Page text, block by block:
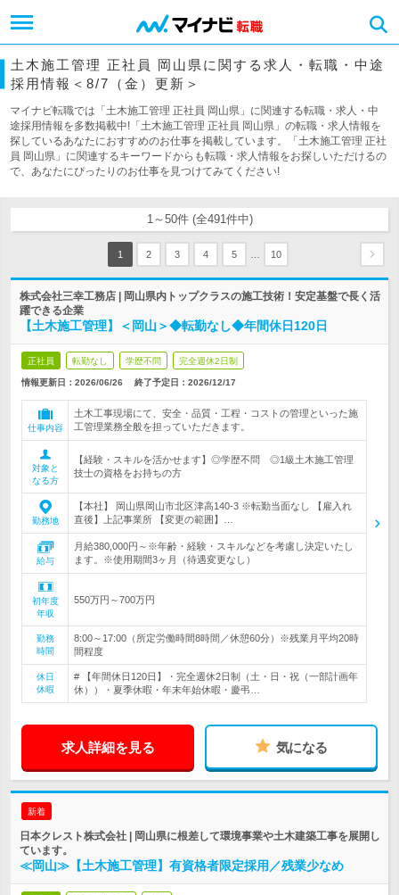
土木施工管理 正社員 岡山県に関する求人・転職・中途
採用情報＜8/7（金）更新＞
マイナビ転職では「土木施工管理 正社員 岡山県」に関連する転職・求人・中
途採用情報を多数掲載中!「土木施工管理 正社員 岡山県」の転職・求人情報を
探しているあなたにおすすめのお仕事を掲載しています。「土木施工管理 正社
員 岡山県」に関連するキーワードからも転職・求人情報をお探しいただけるの
で、あなたにぴったりのお仕事を見つけてみてください!
1～50件 (全491件中)
1 2 3 4 5 10
株式会社三幸工務店 | 岡山県内トップクラスの施工技術！安定基盤で長く活
躍できる企業
【土木施工管理】＜岡山＞◆転勤なし◆年間休日120日
正社員 転勤なし 学歴不問 完全週休2日制
情報更新日：2026/06/26 終了予定日： 2026/12/17
仕事内容
土木工事現場にて、安全・品質・工程・コストの管理といった施
工管理業務全般を担っていただきます。
対象と
なる方
【経験・スキルを活かせます】◎学歴不問 ◎1級土木施工管理
技士の資格をお持ちの方
勤務地
【本社】 岡山県岡山市北区津高140-3 ※転勤当面なし 【雇入れ
直後】上記事業所 【変更の範囲】…
給与
月給380,000円～※年齢・経験・スキルなどを考慮し決定いたし
ます。※使用期間3ヶ月（待遇変更なし）
初年度
年収
550万円～700万円
勤務
時間
8:00～17:00（所定労働時間8時間／休憩60分）※残業月平均20時
間程度
休日
休暇
# 【年間休日120日】・完全週休2日制（土・日・祝（一部計画年
休））・夏季休暇・年末年始休暇・慶弔…
求人詳細を見る 気になる
新着
日本クレスト株式会社 | 岡山県に根差して環境事業や土木建築工事を展開し
ています。
≪岡山≫【土木施工管理】有資格者限定採用／残業少なめ